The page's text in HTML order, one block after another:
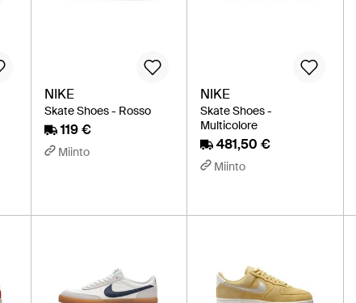
NIKE
Skate Shoes - Rosso
119 €
Miinto
NIKE
Skate Shoes -
Multicolore
481,50 €
Miinto